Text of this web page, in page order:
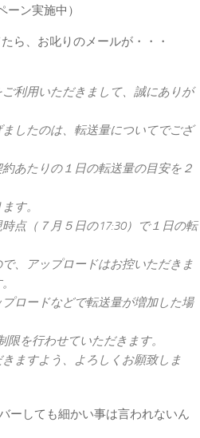
ーン実施中）
ら、お叱りのメールが・・・
利用いただきまして、誠にありが
したのは、転送量についてでござ
あたりの１日の転送量の目安を２
す。
点（７月５日の17:30）で１日の転
、アップロードはお控いただきま
ロードなどで転送量が増加した場
限を行わせていただきます。
ますよう、よろしくお願致しま
ーしても細かい事は言われないん